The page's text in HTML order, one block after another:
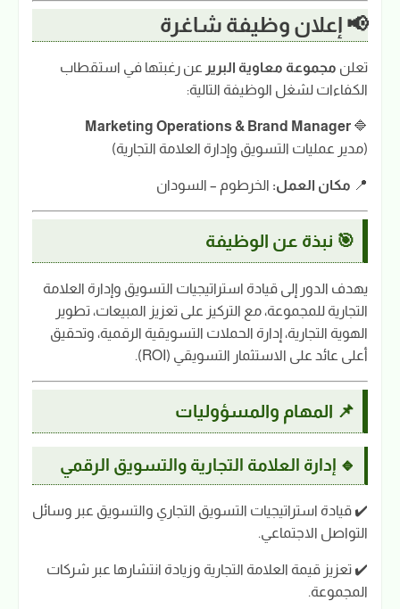
📢 إعلان وظيفة شاغرة
تعلن مجموعة معاوية البرير عن رغبتها في استقطاب
الكفاءات لشغل الوظيفة التالية:
🔷
Marketing Operations & Brand Manager
(مدير عمليات التسويق وإدارة العلامة التجارية)
📍 مكان العمل: الخرطوم – السودان
🎯 نبذة عن الوظيفة
يهدف الدور إلى قيادة استراتيجيات التسويق وإدارة العلامة
التجارية للمجموعة، مع التركيز على تعزيز المبيعات، تطوير
الهوية التجارية، إدارة الحملات التسويقية الرقمية، وتحقيق
أعلى عائد على الاستثمار التسويقي (ROI).
📌 المهام والمسؤوليات
🔹 إدارة العلامة التجارية والتسويق الرقمي
✔️ قيادة استراتيجيات التسويق التجاري والتسويق عبر وسائل
التواصل الاجتماعي.
✔️ تعزيز قيمة العلامة التجارية وزيادة انتشارها عبر شركات
المجموعة.